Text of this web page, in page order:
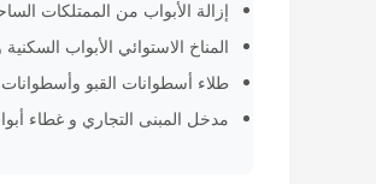
إزالة الأبواب من الممتلكات
المناخ الاستوائي الأبواب
طلاء أسطوانات القبو
مدخل المبنى التجاري و غطاء